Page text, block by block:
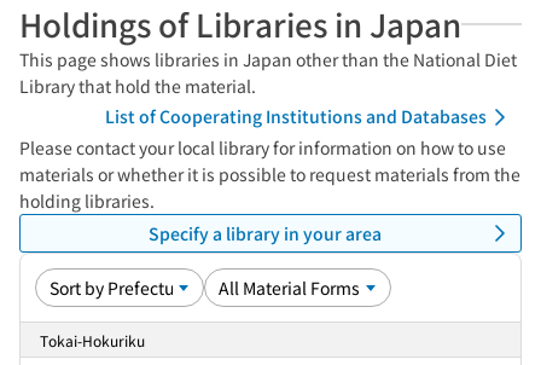
Holdings of Libraries in Japan
This page shows libraries in Japan other than the National Diet
Library that hold the material.
List of Cooperating Institutions and Databases
Please contact your local library for information on how to use
materials or whether it is possible to request materials from the
holding libraries.
Specify a library in your area
Tokai-Hokuriku